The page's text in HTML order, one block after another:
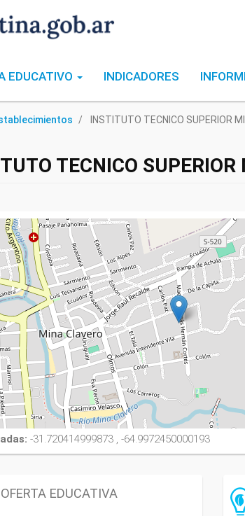
EDUCATIVO INDICADORES
INSTITUTO TECNICO SUPERIOR
TECNICO
-31.720414999873 , -64.9972450000193
OFERTA EDUCATIVA